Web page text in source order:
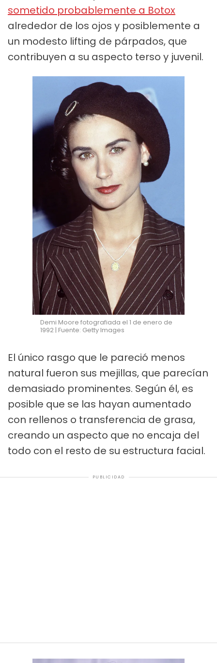
sometido probablemente a Botox
alrededor de los ojos y posiblemente a
un modesto lifting de párpados, que
contribuyen a su aspecto terso y juvenil.
Demi Moore fotografiada el 1 de enero de
1992 | Fuente: Getty Images
El único rasgo que le pareció menos
natural fueron sus mejillas, que parecían
demasiado prominentes. Según él, es
posible que se las hayan aumentado
con rellenos o transferencia de grasa,
creando un aspecto que no encaja del
todo con el resto de su estructura facial.
PUBLICIDAD